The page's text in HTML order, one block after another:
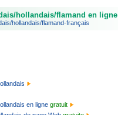
hollandais/flamand en ligne
hollandais/flamand-français
en ligne gratuit